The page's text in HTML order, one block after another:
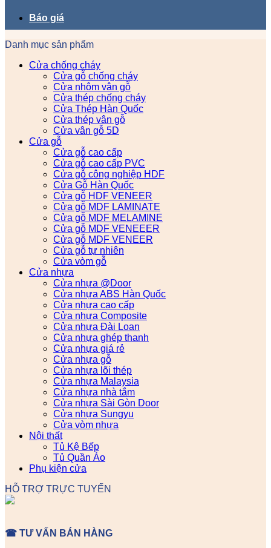
Báo giá
Danh mục sản phẩm
Cửa chống cháy
Cửa gỗ chống cháy
Cửa nhôm vân gỗ
Cửa thép chống cháy
Cửa Thép Hàn Quốc
Cửa thép vân gỗ
Cửa vân gỗ 5D
Cửa gỗ
Cửa gỗ cao cấp
Cửa gỗ cao cấp PVC
Cửa gỗ công nghiệp HDF
Cửa Gỗ Hàn Quốc
Cửa gỗ HDF VENEER
Cửa gỗ MDF LAMINATE
Cửa gỗ MDF MELAMINE
Cửa gỗ MDF VENEEER
Cửa gỗ MDF VENEER
Cửa gỗ tự nhiên
Cửa vòm gỗ
Cửa nhựa
Cửa nhựa @Door
Cửa nhựa ABS Hàn Quốc
Cửa nhựa cao cấp
Cửa nhựa Composite
Cửa nhựa Đài Loan
Cửa nhựa ghép thanh
Cửa nhựa giá rẻ
Cửa nhựa gỗ
Cửa nhựa lõi thép
Cửa nhựa Malaysia
Cửa nhựa nhà tắm
Cửa nhựa Sài Gòn Door
Cửa nhựa Sungyu
Cửa vòm nhựa
Nội thất
Tủ Kệ Bếp
Tủ Quần Áo
Phụ kiện cửa
HỖ TRỢ TRỰC TUYẾN
☎ TƯ VẤN BÁN HÀNG